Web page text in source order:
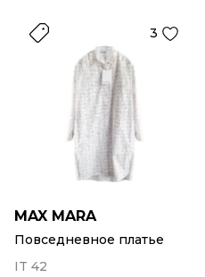
3
MAX MARA
Повседневное платье
IT 42